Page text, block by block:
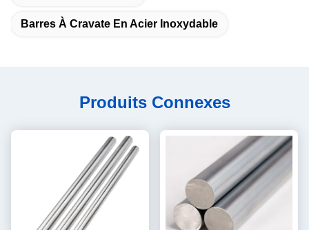
Barres À Cravate En Acier Inoxydable
Produits Connexes